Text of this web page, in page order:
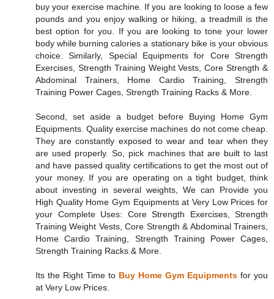
buy your exercise machine. If you are looking to loose a few
pounds and you enjoy walking or hiking, a treadmill is the
best option for you. If you are looking to tone your lower
body while burning calories a stationary bike is your obvious
choice. Similarly, Special Equipments for Core Strength
Exercises, Strength Training Weight Vests, Core Strength &
Abdominal Trainers, Home Cardio Training, Strength
Training Power Cages, Strength Training Racks & More.
Second, set aside a budget before Buying Home Gym
Equipments. Quality exercise machines do not come cheap.
They are constantly exposed to wear and tear when they
are used properly. So, pick machines that are built to last
and have passed quality certifications to get the most out of
your money. If you are operating on a tight budget, think
about investing in several weights, We can Provide you
High Quality Home Gym Equipments at Very Low Prices for
your Complete Uses: Core Strength Exercises, Strength
Training Weight Vests, Core Strength & Abdominal Trainers,
Home Cardio Training, Strength Training Power Cages,
Strength Training Racks & More.
Its the Right Time to Buy Home Gym Equipments for you
at Very Low Prices.